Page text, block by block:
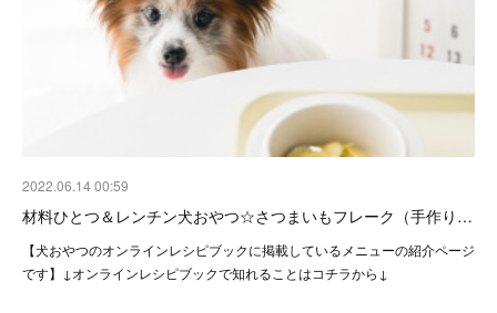
2022.06.14 00:59
材料ひとつ＆レンチン犬おやつ☆さつまいもフレーク（手作り…
【犬おやつのオンラインレシピブックに掲載しているメニューの紹介ページ
です】↓オンラインレシピブックで知れることはコチラから↓